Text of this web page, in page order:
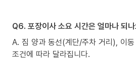
Q6. 포장이사 소요 시간은 얼마나 되
A. 짐 양과 동선(계단/주차 거리), 이
조건에 따라 달라집니다.